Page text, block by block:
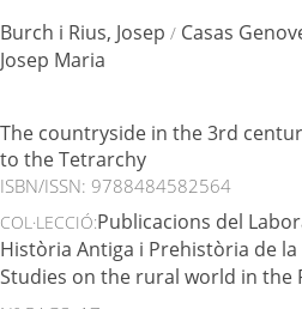
Burch i Rius, Josep / Casas
Josep Maria
The countryside in the 3rd
to the Tetrarchy
ISBN/ISSN: 9788484582564
COL·LECCIÓ:Publicacions del
Història Antiga i Prehistòria de
Studies on the rural world in the